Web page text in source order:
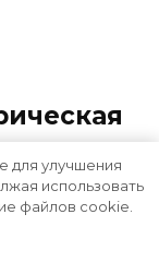
для улучшения
использовать
файлов cookie.